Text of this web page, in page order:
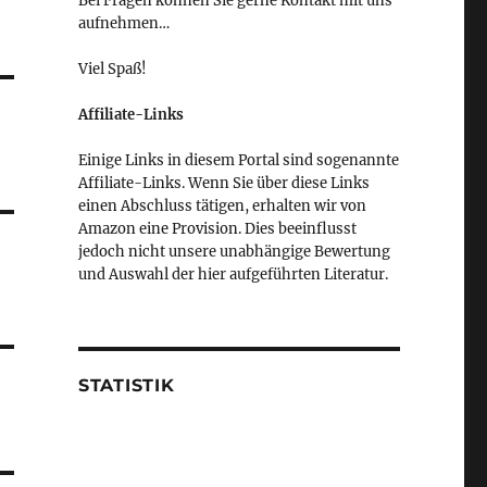
aufnehmen…
Viel Spaß!
Affiliate-Links
Einige Links in diesem Portal sind sogenannte
Affiliate-Links. Wenn Sie über diese Links
einen Abschluss tätigen, erhalten wir von
Amazon eine Provision. Dies beeinflusst
jedoch nicht unsere unabhängige Bewertung
und Auswahl der hier aufgeführten Literatur.
STATISTIK